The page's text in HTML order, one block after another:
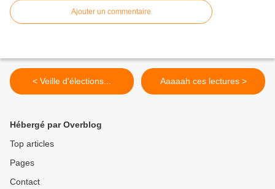
Ajouter un commentaire
< Veille d'élections... Aaaaah ces lectures >
Hébergé par Overblog
Top articles
Pages
Contact